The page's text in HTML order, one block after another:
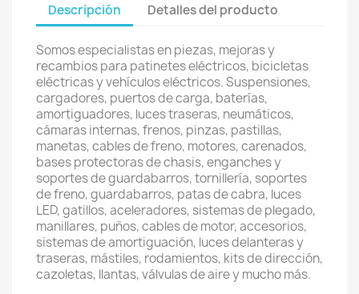
Descripción Detalles del producto
Somos especialistas en piezas, mejoras y
recambios para patinetes eléctricos, bicicletas
eléctricas y vehículos eléctricos. Suspensiones,
cargadores, puertos de carga, baterías,
amortiguadores, luces traseras, neumáticos,
cámaras internas, frenos, pinzas, pastillas,
manetas, cables de freno, motores, carenados,
bases protectoras de chasis, enganches y
soportes de guardabarros, tornillería, soportes
de freno, guardabarros, patas de cabra, luces
LED, gatillos, aceleradores, sistemas de plegado,
manillares, puños, cables de motor, accesorios,
sistemas de amortiguación, luces delanteras y
traseras, mástiles, rodamientos, kits de dirección,
cazoletas, llantas, válvulas de aire y mucho más.